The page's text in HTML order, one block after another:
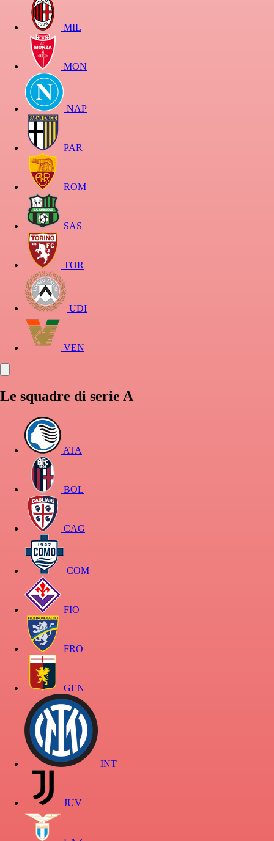
MIL
MON
NAP
PAR
ROM
SAS
TOR
UDI
VEN
Le squadre di serie A
ATA
BOL
CAG
COM
FIO
FRO
GEN
INT
JUV